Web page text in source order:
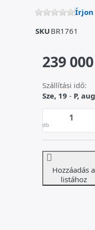
Írjon
SKU BR1761
239
Szállítási idő:
Sze, 19 - P,
db
Hozzáadás a
listához